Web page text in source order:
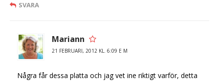
SVARA
Mariann
21 FEBRUARI, 2012 KL. 6:09 E M
Några får dessa platta och jag vet ine riktigt varför, detta